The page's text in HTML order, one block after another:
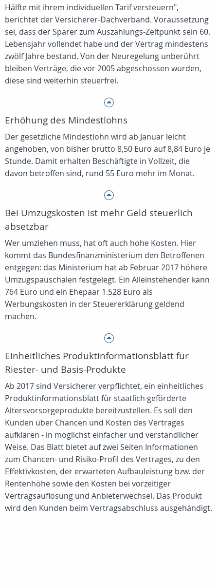
Hälfte mit ihrem individuellen Tarif versteuern",
berichtet der Versicherer-Dachverband. Voraussetzung
sei, dass der Sparer zum Auszahlungs-Zeitpunkt sein 60.
Lebensjahr vollendet habe und der Vertrag mindestens
zwölf Jahre bestand. Von der Neuregelung unberührt
bleiben Verträge, die vor 2005 abgeschossen wurden,
diese sind weiterhin steuerfrei.
Erhöhung des Mindestlohns
Der gesetzliche Mindestlohn wird ab Januar leicht
angehoben, von bisher brutto 8,50 Euro auf 8,84 Euro je
Stunde. Damit erhalten Beschäftigte in Vollzeit, die
davon betroffen sind, rund 55 Euro mehr im Monat.
Bei Umzugskosten ist mehr Geld steuerlich
absetzbar
Wer umziehen muss, hat oft auch hohe Kosten. Hier
kommt das Bundesfinanzministerium den Betroffenen
entgegen: das Ministerium hat ab Februar 2017 höhere
Umzugspauschalen festgelegt. Ein Alleinstehender kann
764 Euro und ein Ehepaar 1.528 Euro als
Werbungskosten in der Steuererklärung geldend
machen.
Einheitliches Produktinformationsblatt für
Riester- und Basis-Produkte
Ab 2017 sind Versicherer verpflichtet, ein einheitliches
Produktinformationsblatt für staatlich geförderte
Altersvorsorgeprodukte bereitzustellen. Es soll den
Kunden über Chancen und Kosten des Vertrages
aufklären - in möglichst einfacher und verständlicher
Weise. Das Blatt bietet auf zwei Seiten Informationen
zum Chancen- und Risiko-Profil des Vertrages, zu den
Effektivkosten, der erwarteten Aufbauleistung bzw. der
Rentenhöhe sowie den Kosten bei vorzeitiger
Vertragsauflösung und Anbieterwechsel. Das Produkt
wird den Kunden beim Vertragsabschluss ausgehändigt.